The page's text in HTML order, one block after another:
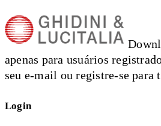
apenas para usuários
seu e-mail ou registre-se para
Login